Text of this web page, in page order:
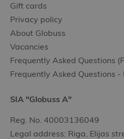
Gift cards
Privacy policy
About Globuss
Vacancies
Frequently Asked Questions
Frequently Asked Questions
SIA "Globuss A"
Reg. No. 40003136049
Legal address: Riga, Elijas